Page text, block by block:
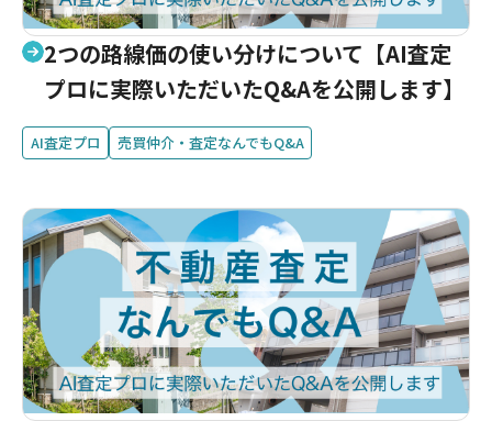
2つの路線価の使い分けについて【AI査定
プロに実際いただいたQ&Aを公開します】
AI査定プロ 売買仲介・査定なんでもQ&A